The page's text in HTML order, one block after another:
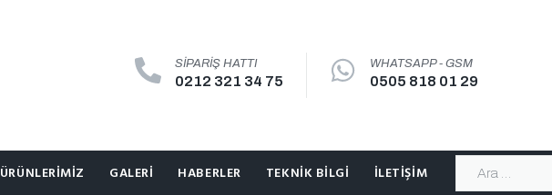
SIPARIŞ HATTI
0212 321 34 75
WHATSAPP - GSM
0505 818 01 29
ÜRÜNLERIMIZ GALERI HABERLER TEKNIK BILGI İLETIŞIM